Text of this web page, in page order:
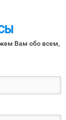
Вам обо всем,